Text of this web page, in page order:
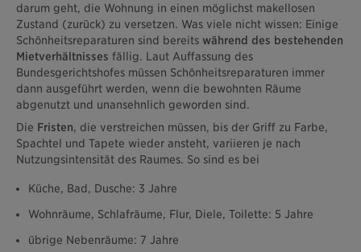
darum geht, die Wohnung in einen möglichst makellosen
Zustand (zurück) zu versetzen. Was viele nicht wissen: Einige
Schönheitsreparaturen sind bereits während des bestehenden
Mietverhältnisses fällig. Laut Auffassung des
Bundesgerichtshofes müssen Schönheitsreparaturen immer
dann ausgeführt werden, wenn die bewohnten Räume
abgenutzt und unansehnlich geworden sind.
Die Fristen, die verstreichen müssen, bis der Griff zu Farbe,
Spachtel und Tapete wieder ansteht, variieren je nach
Nutzungsintensität des Raumes. So sind es bei
Küche, Bad, Dusche: 3 Jahre
Wohnräume, Schlafräume, Flur, Diele, Toilette: 5 Jahre
übrige Nebenräume: 7 Jahre